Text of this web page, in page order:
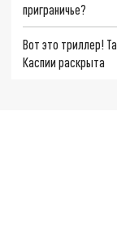
приграничье?
Вот это триллер!
Каспии раскрыта